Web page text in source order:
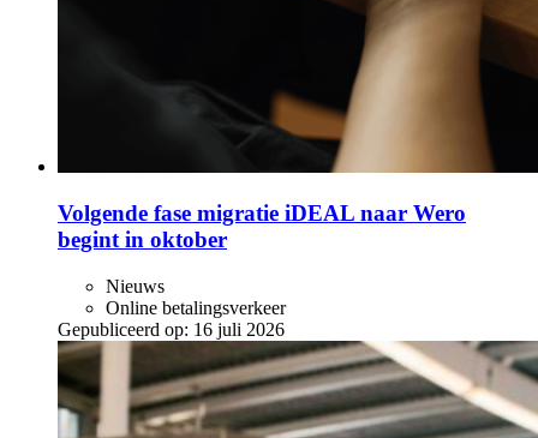
Volgende fase migratie iDEAL naar Wero
begint in oktober
Nieuws
Online betalingsverkeer
Gepubliceerd op: 16 juli 2026